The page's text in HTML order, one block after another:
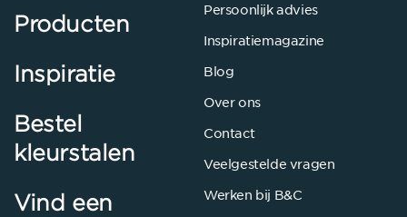
Persoonlijk advies
Inspiratiemagazine
Blog
Over ons
Contact
Veelgestelde vragen
Werken bij B&C
Producten
Inspiratie
Bestel
kleurstalen
Vind een